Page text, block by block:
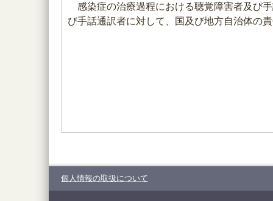
感染症の治療過程における聴覚障害者及び
び手話通訳者に対して、国及び地方自治体の
個人情報の取扱について